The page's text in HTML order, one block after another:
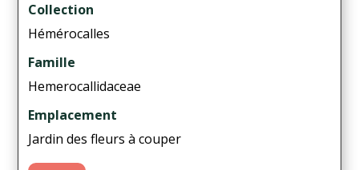
Collection
Hémérocalles
Famille
Hemerocallidaceae
Emplacement
Jardin des fleurs à couper